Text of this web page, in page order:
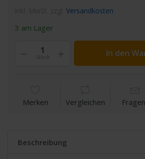
Versandkosten
3 am Lager
Stück In den
Merken Vergleichen
Beschreibung